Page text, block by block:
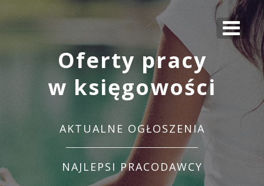
Oferty pracy
w księgowości
AKTUALNE OGŁOSZENIA
NAJLEPSI PRACODAWCY